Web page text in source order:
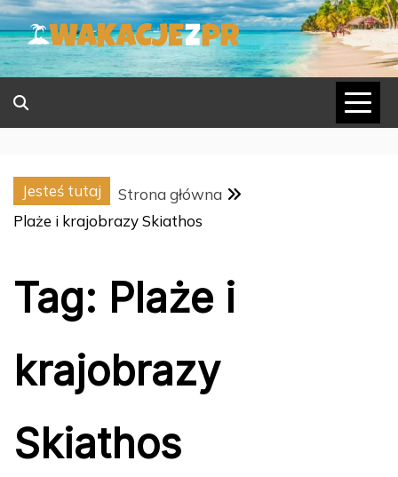
Skip
to
content
Jesteś tutaj
Strona główna
Plaże i krajobrazy Skiathos
Tag: Plaże i
krajobrazy
Skiathos